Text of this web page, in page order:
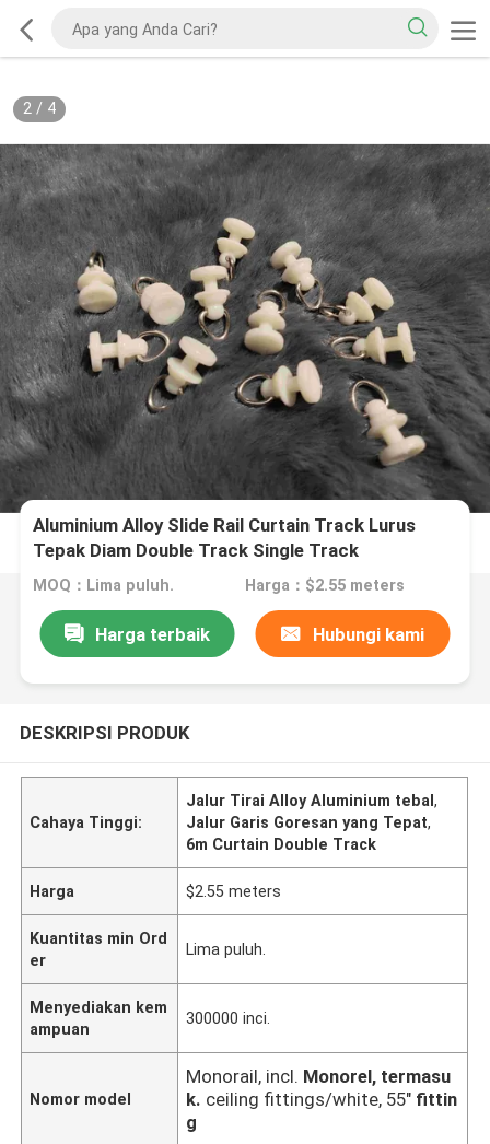
2/ 4
Aluminium Alloy Slide Rail Curtain Track Lurus
Tepak Diam Double Track Single Track
MOQ：Lima puluh. Harga：$2.55 meters
Harga terbaik Hubungi kami
DESKRIPSI PRODUK
Cahaya Tinggi:
Jalur Tirai Alloy Aluminium tebal,
Jalur Garis Goresan yang Tepat,
6m Curtain Double Track
Harga $2.55 meters
Kuantitas min Ord
er
Lima puluh.
Menyediakan kem
ampuan
300000 inci.
Nomor model
Monorail, incl. Monorel, termasu
k. ceiling fittings/white, 55" fittin
g